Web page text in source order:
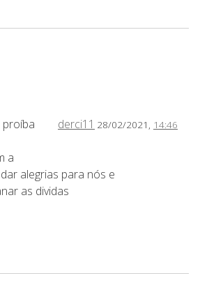
derci11 28/02/2021, 14:46
proíba
a
alegrias para nós e
as dividas